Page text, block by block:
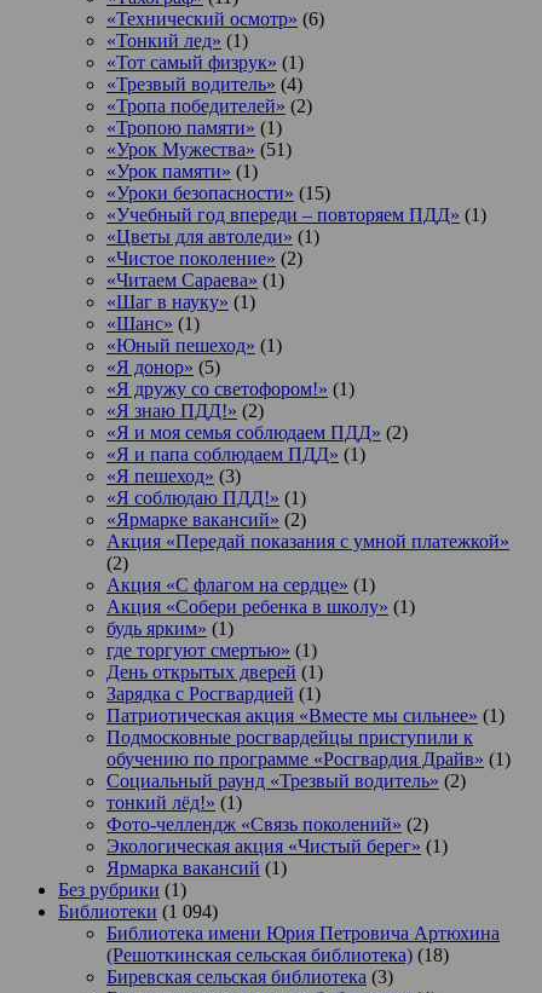
«Технический осмотр» (6)
«Тонкий лед» (1)
«Тот самый физрук» (1)
«Трезвый водитель» (4)
«Тропа победителей» (2)
«Тропою памяти» (1)
«Урок Мужества» (51)
«Урок памяти» (1)
«Уроки безопасности» (15)
«Учебный год впереди – повторяем ПДД» (1)
«Цветы для автоледи» (1)
«Чистое поколение» (2)
«Читаем Сараева» (1)
«Шаг в науку» (1)
«Шанс» (1)
«Юный пешеход» (1)
«Я донор» (5)
«Я дружу со светофором!» (1)
«Я знаю ПДД!» (2)
«Я и моя семья соблюдаем ПДД» (2)
«Я и папа соблюдаем ПДД» (1)
«Я пешеход» (3)
«Я соблюдаю ПДД!» (1)
«Ярмарке вакансий» (2)
Акция «Передай показания с умной платежкой»
(2)
Акция «С флагом на сердце» (1)
Акция «Собери ребенка в школу» (1)
будь ярким» (1)
где торгуют смертью» (1)
День открытых дверей (1)
Зарядка с Росгвардией (1)
Патриотическая акция «Вместе мы сильнее» (1)
Подмосковные росгвардейцы приступили к
обучению по программе «Росгвардия Драйв» (1)
Социальный раунд «Трезвый водитель» (2)
тонкий лёд!» (1)
Фото-челлендж «Связь поколений» (2)
Экологическая акция «Чистый берег» (1)
Ярмарка вакансий (1)
Без рубрики (1)
Библиотеки (1 094)
Библиотека имени Юрия Петровича Артюхина
(Решоткинская сельская библиотека) (18)
Биревская сельская библиотека (3)